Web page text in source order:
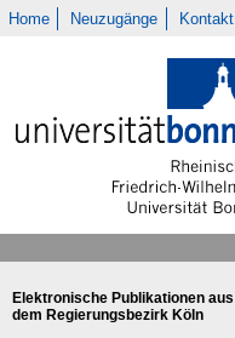
Home Neuzugänge Kontakt
Elektronische Publikationen aus
dem Regierungsbezirk Köln